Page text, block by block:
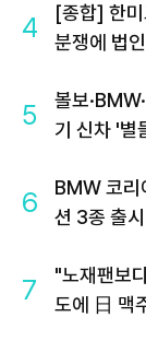
4
[종합] 한미그룹 내홍 재점화… 경영권
분쟁에 법
5
볼보
기 신차 '별
6
BMW 코리
션 3종 출시
7
"노재팬보
도에 日 맥